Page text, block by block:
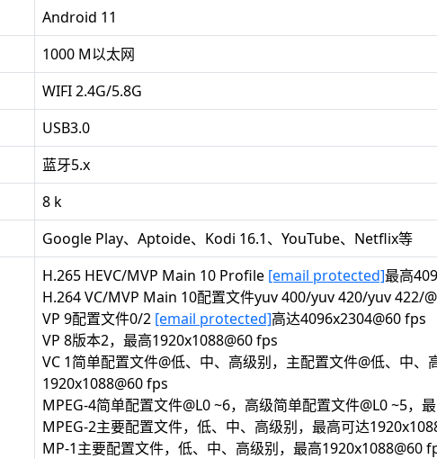
Android 11
1000 M以太网
WIFI 2.4G/5.8G
USB3.0
蓝牙5.x
8 k
Google Play、Aptoide、Kodi 16.1、YouTube、Netflix等
H.265 HEVC/MVP Main 10 Profile [email protected]最高
H.264 VC/MVP Main 10配置文件yuv 400/yuv 420/yuv 422/
VP 9配置文件0/2 [email protected]高达4096x2304@60 fps
VP 8版本2，最高1920x1088@60 fps
VC 1简单配置文件@低、中、高级别，主配置文件@低、中
1920x1088@60 fps
MPEG-4简单配置文件@L0 ~6，高级简单配置文件@L0 ~5，
MPEG-2主要配置文件，低、中、高级别，最高可达
MP-1主要配置文件，低、中、高级别，最高1920x1088@60